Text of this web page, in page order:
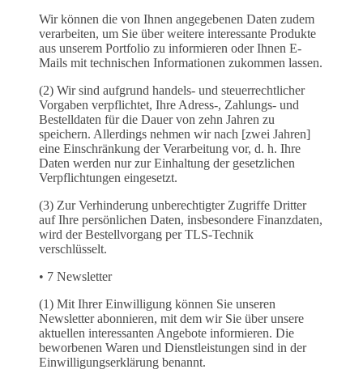
Wir können die von Ihnen angegebenen Daten zudem
verarbeiten, um Sie über weitere interessante Produkte
aus unserem Portfolio zu informieren oder Ihnen E-
Mails mit technischen Informationen zukommen lassen.
(2) Wir sind aufgrund handels- und steuerrechtlicher
Vorgaben verpflichtet, Ihre Adress-, Zahlungs- und
Bestelldaten für die Dauer von zehn Jahren zu
speichern. Allerdings nehmen wir nach [zwei Jahren]
eine Einschränkung der Verarbeitung vor, d. h. Ihre
Daten werden nur zur Einhaltung der gesetzlichen
Verpflichtungen eingesetzt.
(3) Zur Verhinderung unberechtigter Zugriffe Dritter
auf Ihre persönlichen Daten, insbesondere Finanzdaten,
wird der Bestellvorgang per TLS-Technik
verschlüsselt.
• 7 Newsletter
(1) Mit Ihrer Einwilligung können Sie unseren
Newsletter abonnieren, mit dem wir Sie über unsere
aktuellen interessanten Angebote informieren. Die
beworbenen Waren und Dienstleistungen sind in der
Einwilligungserklärung benannt.